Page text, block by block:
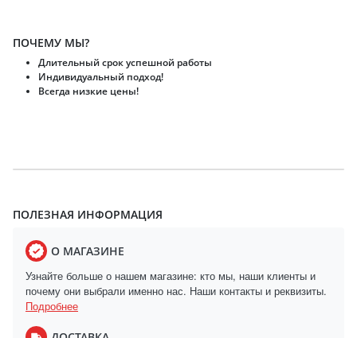
ПОЧЕМУ МЫ?
Длительный срок успешной работы
Индивидуальный подход!
Всегда низкие цены!
ПОЛЕЗНАЯ ИНФОРМАЦИЯ
О МАГАЗИНЕ
Узнайте больше о нашем магазине: кто мы, наши клиенты и
почему они выбрали именно нас. Наши контакты и реквизиты.
Подробнее